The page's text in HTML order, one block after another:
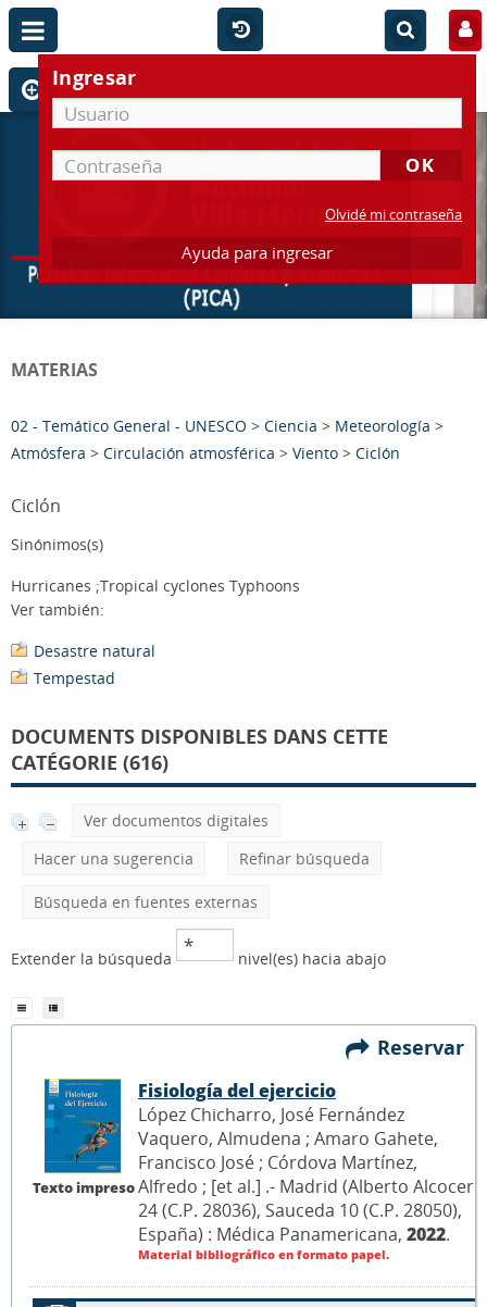
Ingresar
Olvidé mi contraseña
Ayuda para ingresar
MATERIAS
02 - Temático General - UNESCO > Ciencia > Meteorología >
Atmósfera > Circulación atmosférica > Viento > Ciclón
Ciclón
Sinónimos(s)
Hurricanes ;Tropical cyclones Typhoons
Ver también:
Desastre natural
Tempestad
DOCUMENTS DISPONIBLES DANS CETTE
CATÉGORIE (616)
Ver documentos digitales
Hacer una sugerencia
Refinar búsqueda
Búsqueda en fuentes externas
Extender la búsqueda nivel(es) hacia abajo
Reservar
Texto impreso
Fisiología del ejercicio
López Chicharro, José Fernández
Vaquero, Almudena ; Amaro Gahete,
Francisco José ; Córdova Martínez,
Alfredo ; [et al.] .- Madrid (Alberto Alcocer
24 (C.P. 28036), Sauceda 10 (C.P. 28050),
España) : Médica Panamericana, 2022.
Material bibliográfico en formato papel.